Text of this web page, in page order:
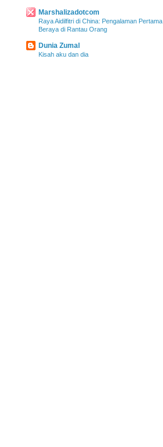
Marshalizadotcom
Raya Aidilfitri di China: Pengalaman Pertama
Beraya di Rantau Orang
Dunia Zumal
Kisah aku dan dia